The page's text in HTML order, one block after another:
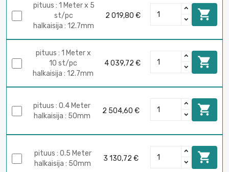
pituus : 1 Meter x 5
st/pc
halkaisija : 12.7mm
2 019,80 € 
pituus : 1 Meter x
10 st/pc
halkaisija : 12.7mm
4 039,72 € 
pituus : 0.4 Meter
halkaisija : 50mm
2 504,60 € 
pituus : 0.5 Meter
halkaisija : 50mm
3 130,72 € 